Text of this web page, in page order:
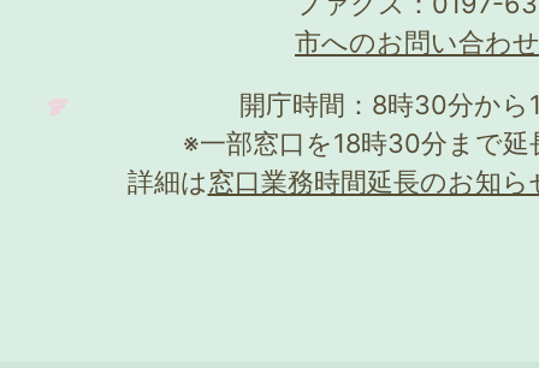
市へのお問い合わ
開庁時間：8時30分か
※一部窓口を18時30分まで
詳細は窓口業務時間延長のお知ら